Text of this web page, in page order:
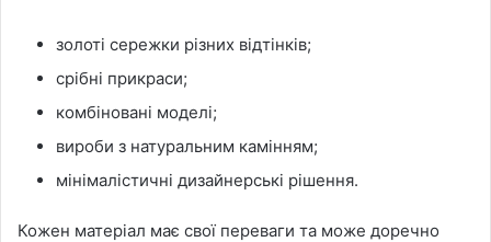
золоті сережки різних відтінків;
срібні прикраси;
комбіновані моделі;
вироби з натуральним камінням;
мінімалістичні дизайнерські рішення.
Кожен матеріал має свої переваги та може доречно